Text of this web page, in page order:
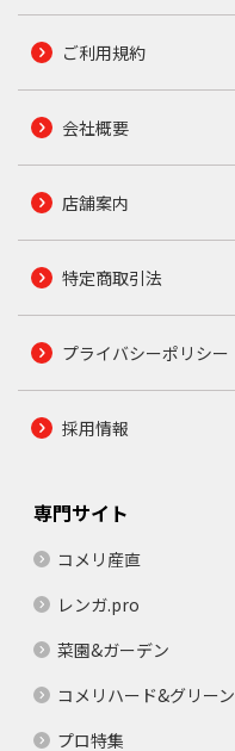
ご利用規約
会社概要
店舗案内
特定商取引法
プライバシーポリシー
採用情報
専門サイト
コメリ産直
レンガ.pro
菜園&ガーデン
コメリハード&グリーン
プロ特集